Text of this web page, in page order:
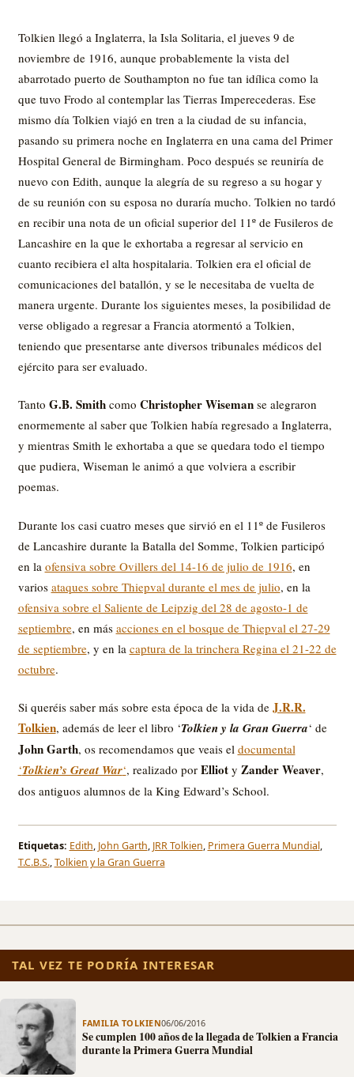
Tolkien llegó a Inglaterra, la Isla Solitaria, el jueves 9 de
noviembre de 1916, aunque probablemente la vista del
abarrotado puerto de Southampton no fue tan idílica como la
que tuvo Frodo al contemplar las Tierras Imperecederas. Ese
mismo día Tolkien viajó en tren a la ciudad de su infancia,
pasando su primera noche en Inglaterra en una cama del Primer
Hospital General de Birmingham. Poco después se reuniría de
nuevo con Edith, aunque la alegría de su regreso a su hogar y
de su reunión con su esposa no duraría mucho. Tolkien no tardó
en recibir una nota de un oficial superior del 11º de Fusileros de
Lancashire en la que le exhortaba a regresar al servicio en
cuanto recibiera el alta hospitalaria. Tolkien era el oficial de
comunicaciones del batallón, y se le necesitaba de vuelta de
manera urgente. Durante los siguientes meses, la posibilidad de
verse obligado a regresar a Francia atormentó a Tolkien,
teniendo que presentarse ante diversos tribunales médicos del
ejército para ser evaluado.
Tanto G.B. Smithcomo Christopher Wisemanse alegraron
enormemente al saber que Tolkien había regresado a Inglaterra,
y mientras Smith le exhortaba a que se quedara todo el tiempo
que pudiera, Wiseman le animó a que volviera a escribir
poemas.
Durante los casi cuatro meses que sirvió en el 11º de Fusileros
de Lancashire durante la Batalla del Somme, Tolkien participó
en la ofensiva sobre Ovillers del 14-16 de julio de 1916, en
varios ataques sobre Thiepval durante el mes de julio, en la
ofensiva sobre el Saliente de Leipzig del 28 de agosto-1 de
septiembre, en más acciones en el bosque de Thiepval el 27-29
de septiembre, y en la captura de la trinchera Regina el 21-22 de
octubre.
Si queréis saber más sobre esta época de la vida de J.R.R.
Tolkien, además de leer el libro ‘Tolkien y la Gran Guerra‘ de
John Garth, os recomendamos que veais el documental
‘Tolkien’s Great War‘, realizado por Ellioty Zander Weaver,
dos antiguos alumnos de la King Edward’s School.
Etiquetas: Edith, John Garth, JRR Tolkien, Primera Guerra Mundial,
T.C.B.S.,Tolkien y la Gran Guerra
TAL VEZ TE PODRÍA INTERESAR
FAMILIA TOLKIEN06/06/2016
Se cumplen 100 años de la llegada de Tolkien a Francia
durante la Primera Guerra Mundial